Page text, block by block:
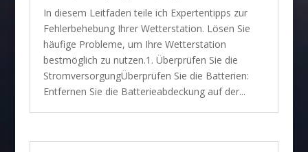
In diesem Leitfaden teile ich Expertentipps zur
Fehlerbehebung Ihrer Wetterstation. Lösen Sie
häufige Probleme, um Ihre Wetterstation
bestmöglich zu nutzen.1. Überprüfen Sie die
StromversorgungÜberprüfen Sie die Batterien:
Entfernen Sie die Batterieabdeckung auf der...